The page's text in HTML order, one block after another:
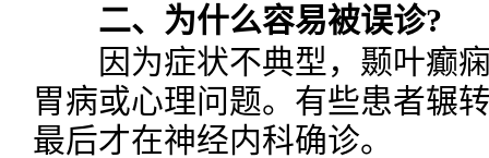
二、为什么容易被误诊?
因为症状不典型，颞叶癫痫
胃病或心理问题。有些患者辗
最后才在神经内科确诊。